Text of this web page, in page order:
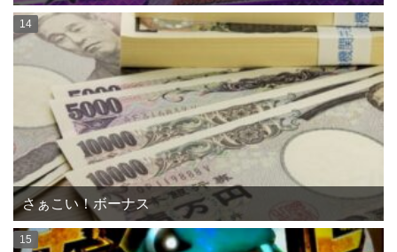
さぁこい！ボーナス